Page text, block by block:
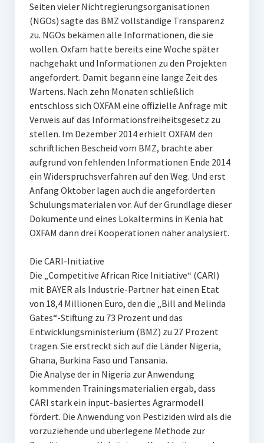
Seiten vieler Nichtregierungsorganisationen
(NGOs) sagte das BMZ vollständige Transparenz
zu. NGOs bekämen alle Informationen, die sie
wollen. Oxfam hatte bereits eine Woche später
nachgehakt und Informationen zu den Projekten
angefordert. Damit begann eine lange Zeit des
Wartens. Nach zehn Monaten schließlich
entschloss sich OXFAM eine offizielle Anfrage mit
Verweis auf das Informationsfreiheitsgesetz zu
stellen. Im Dezember 2014 erhielt OXFAM den
schriftlichen Bescheid vom BMZ, brachte aber
aufgrund von fehlenden Informationen Ende 2014
ein Widerspruchsverfahren auf den Weg. Und erst
Anfang Oktober lagen auch die angeforderten
Schulungsmaterialen vor. Auf der Grundlage dieser
Dokumente und eines Lokaltermins in Kenia hat
OXFAM dann drei Kooperationen näher analysiert.
Die CARI-Initiative
Die „Competitive African Rice Initiative“ (CARI)
mit BAYER als Industrie-Partner hat einen Etat
von 18,4 Millionen Euro, den die „Bill and Melinda
Gates“-Stiftung zu 73 Prozent und das
Entwicklungsministerium (BMZ) zu 27 Prozent
tragen. Sie erstreckt sich auf die Länder Nigeria,
Ghana, Burkina Faso und Tansania.
Die Analyse der in Nigeria zur Anwendung
kommenden Trainingsmaterialien ergab, dass
CARI stark ein input-basiertes Agrarmodell
fördert. Die Anwendung von Pestiziden wird als die
vorzuziehende und überlegene Methode zur